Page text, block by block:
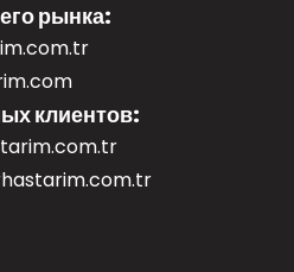
рынка:
клиентов: